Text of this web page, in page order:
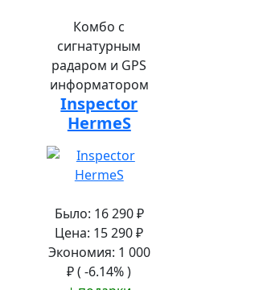
Комбо с
сигнатурным
радаром и GPS
информатором
Inspector
HermeS
Было: 16 290₽
Цена: 15 290₽
Экономия: 1 000
₽( -6.14% )